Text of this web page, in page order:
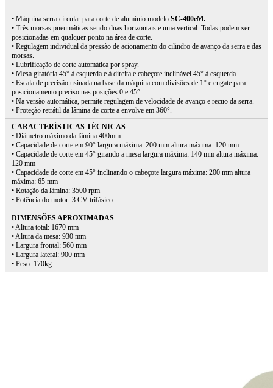
• Máquina serra circular para corte de alumínio modelo SC-400eM.
• Três morsas pneumáticas sendo duas horizontais e uma vertical. Todas podem ser
posicionadas em qualquer ponto na área de corte.
• Regulagem individual da pressão de acionamento do cilindro de avanço da serra e das
morsas.
• Lubrificação de corte automática por spray.
• Mesa giratória 45° à esquerda e à direita e cabeçote inclinável 45° à esquerda.
• Escala de precisão usinada na base da máquina com divisões de 1° e engate para
posicionamento preciso nas posições 0 e 45°.
• Na versão automática, permite regulagem de velocidade de avanço e recuo da serra.
• Proteção retrátil da lâmina de corte a envolve em 360°.
CARACTERÍSTICAS TÉCNICAS
• Diâmetro máximo da lâmina 400mm
• Capacidade de corte em 90° largura máxima: 200 mm altura máxima: 120 mm
• Capacidade de corte em 45° girando a mesa largura máxima: 140 mm altura máxima:
120 mm
• Capacidade de corte em 45° inclinando o cabeçote largura máxima: 200 mm altura
máxima: 65 mm
• Rotação da lâmina: 3500 rpm
• Potência do motor: 3 CV trifásico
DIMENSÕES APROXIMADAS
• Altura total: 1670 mm
• Altura da mesa: 930 mm
• Largura frontal: 560 mm
• Largura lateral: 900 mm
• Peso: 170kg